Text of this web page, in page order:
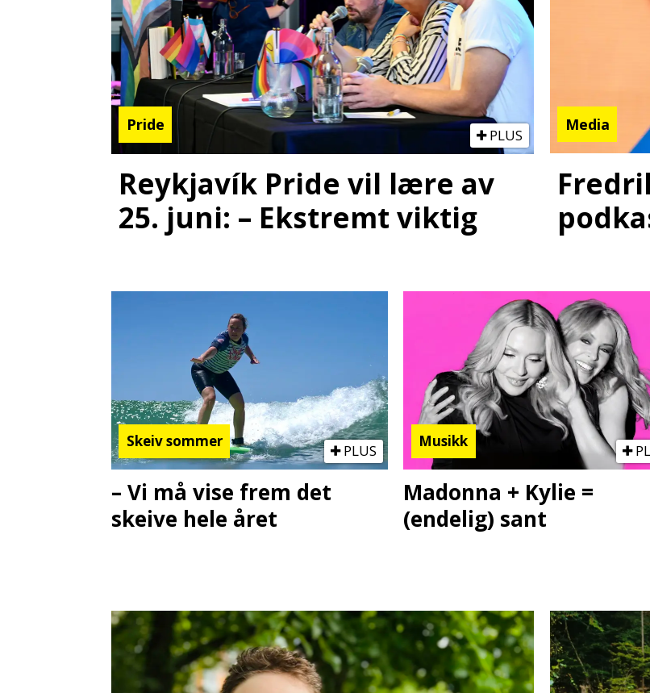
Pride
PLUS
Reykjavík Pride vil lære av
25. juni: – Ekstremt viktig
Media
Skeiv sommer
PLUS
– Vi må vise frem det
skeive hele året
Musikk
Madonna + Kylie =
(endelig) sant